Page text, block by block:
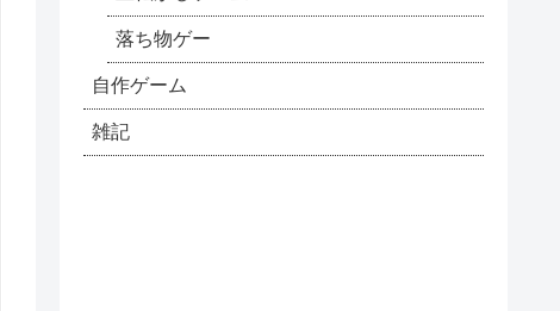
落ち物ゲー
自作ゲーム
雑記